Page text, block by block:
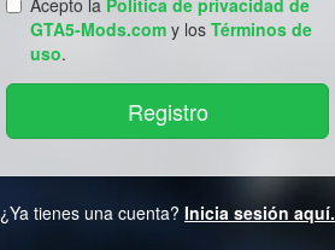
Acepto la Política de privacidad de
GTA5-Mods.com y los Términos de
uso.
¿Ya tienes una cuenta? Inicia sesión aquí.